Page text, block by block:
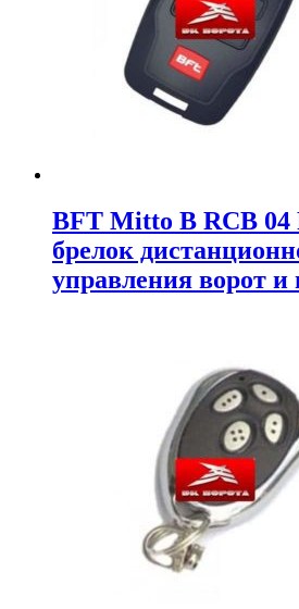
BFT Mitto B RCB 04
брелок
управления ворот и